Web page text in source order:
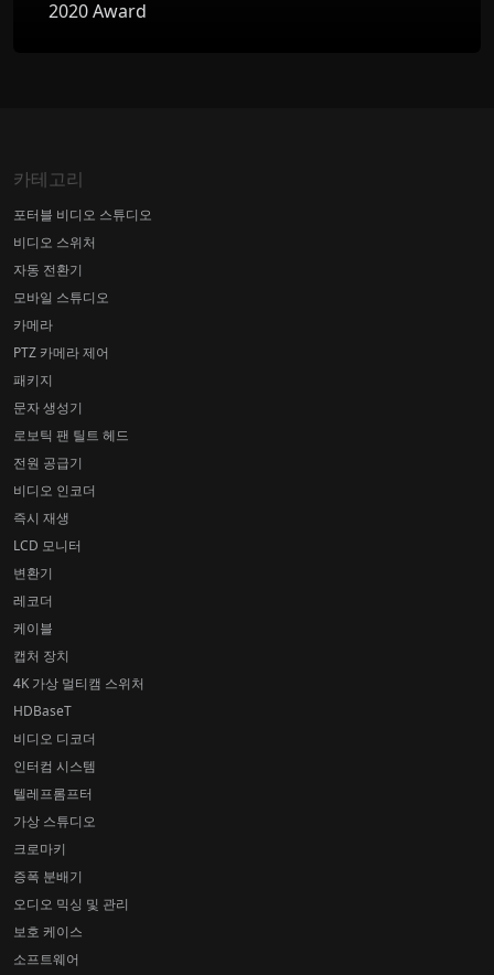
2020 Award
카테고리
포터블 비디오 스튜디오
비디오 스위처
자동 전환기
모바일 스튜디오
카메라
PTZ 카메라 제어
패키지
문자 생성기
로보틱 팬 틸트 헤드
전원 공급기
비디오 인코더
즉시 재생
LCD 모니터
변환기
레코더
케이블
캡처 장치
4K 가상 멀티캠 스위처
HDBaseT
비디오 디코더
인터컴 시스템
텔레프롬프터
가상 스튜디오
크로마키
증폭 분배기
오디오 믹싱 및 관리
보호 케이스
소프트웨어